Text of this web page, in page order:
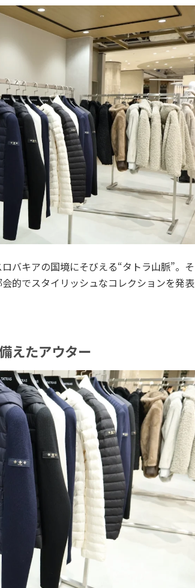
バキアの国境にそびえる“タトラ山脈”。そ
的でスタイリッシュなコレクションを発表
えたアウター